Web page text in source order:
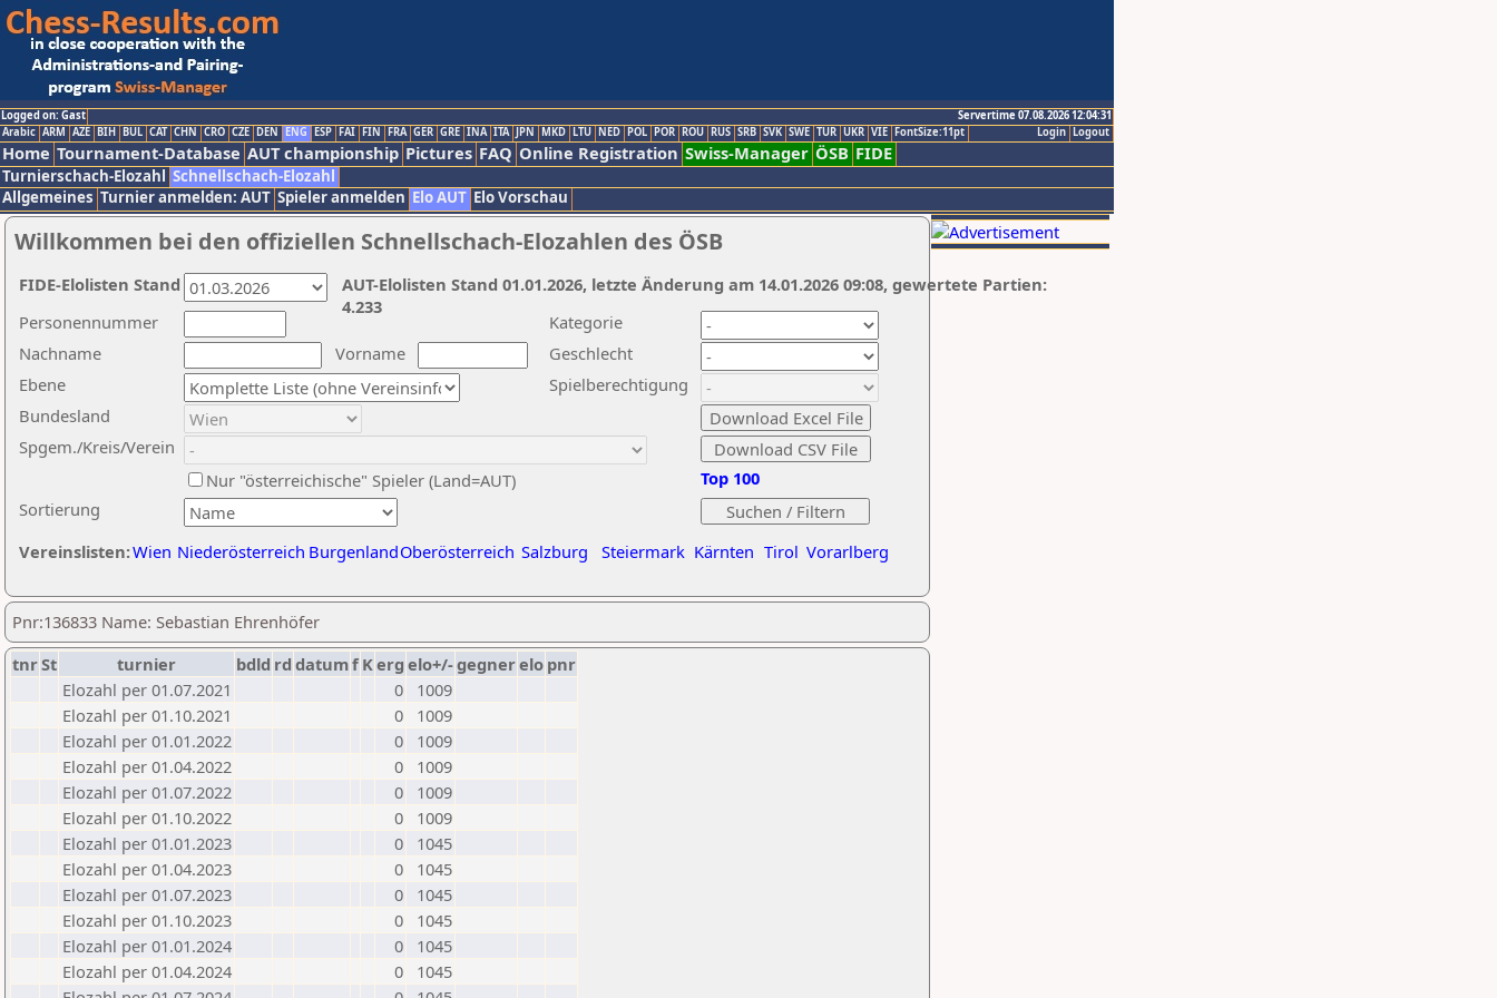
Logged on: Gast
Servertime 07.08.2026 12:04:31
Logout
Login
Arabic ARM AZE BIH BUL CAT CHN CRO CZE DEN ENG ESP FAI FIN FRA GER GRE INA ITA JPN MKD LTU NED POL POR ROU RUS SRB SVK SWE TUR UKR VIE FontSize:11pt
Home Tournament-Database AUT championship Pictures FAQ Online Registration Swiss-Manager ÖSB FIDE
Turnierschach-Elozahl Schnellschach-Elozahl
Allgemeines Turnier anmelden: AUT Spieler anmelden Elo AUT Elo Vorschau
Willkommen bei den offiziellen Schnellschach-Elozahlen des ÖSB
Nachname
Vorname
Ebene
Kategorie
Sortierung
Personennummer
Bundesland
Spgem./Kreis/Verein
Geschlecht
Nur "österreichische" Spieler (Land=AUT)
Spielberechtigung
Vereinslisten:Wien Niederösterreich BurgenlandOberösterreich Salzburg Steiermark Kärnten Tirol Vorarlberg
Top 100
AUT-Elolisten Stand 01.01.2026, letzte Änderung am 14.01.2026 09:08, gewertete Partien:
4.233
FIDE-Elolisten Stand
Pnr:136833 Name: Sebastian Ehrenhöfer
tnrSt turnier bdld rd datumf Kerg elo+/-gegnerelo pnr
Elozahl per 01.07.2021
0
1009
Elozahl per 01.10.2021
0
1009
Elozahl per 01.01.2022
0
1009
Elozahl per 01.04.2022
0
1009
Elozahl per 01.07.2022
0
1009
Elozahl per 01.10.2022
0
1009
Elozahl per 01.01.2023
0
1045
Elozahl per 01.04.2023
0
1045
Elozahl per 01.07.2023
0
1045
Elozahl per 01.10.2023
0
1045
Elozahl per 01.01.2024
0
1045
Elozahl per 01.04.2024
0
1045